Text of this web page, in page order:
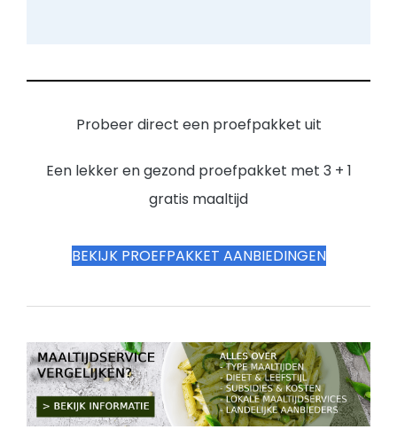
Probeer direct een proefpakket uit
Een lekker en gezond proefpakket met 3 + 1
gratis maaltijd
BEKIJK PROEFPAKKET AANBIEDINGEN